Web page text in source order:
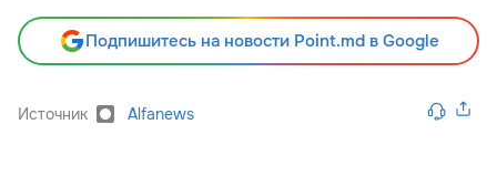
Подпишитесь на новости Point.md в Google
Источник Alfanews